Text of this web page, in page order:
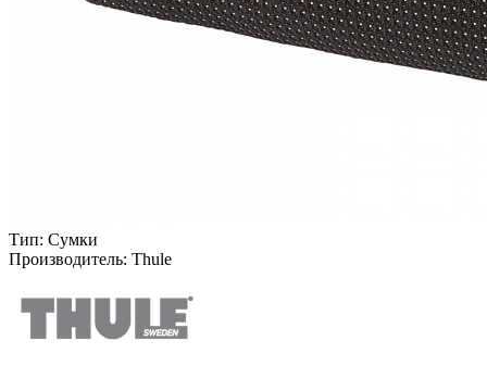
Тип: Сумки
Производитель: Thule